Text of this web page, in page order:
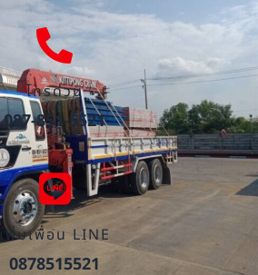
โทรด่วน
087-851-5521
เพิ่มเพื่อน LINE
0878515521